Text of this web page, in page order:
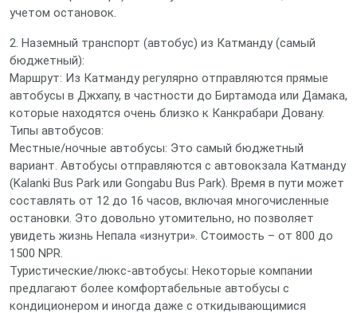
учетом остановок.
2. Наземный транспорт (автобус) из Катманду (самый
бюджетный):
Маршрут: Из Катманду регулярно отправляются прямые
автобусы в Джхапу, в частности до Биртамода или Дамака,
которые находятся очень близко к Канкрабари Довану.
Типы автобусов:
Местные/ночные автобусы: Это самый бюджетный
вариант. Автобусы отправляются с автовокзала Катманду
(Kalanki Bus Park или Gongabu Bus Park). Время в пути может
составлять от 12 до 16 часов, включая многочисленные
остановки. Это довольно утомительно, но позволяет
увидеть жизнь Непала «изнутри». Стоимость – от 800 до
1500 NPR.
Туристические/люкс-автобусы: Некоторые компании
предлагают более комфортабельные автобусы с
кондиционером и иногда даже с откидывающимися